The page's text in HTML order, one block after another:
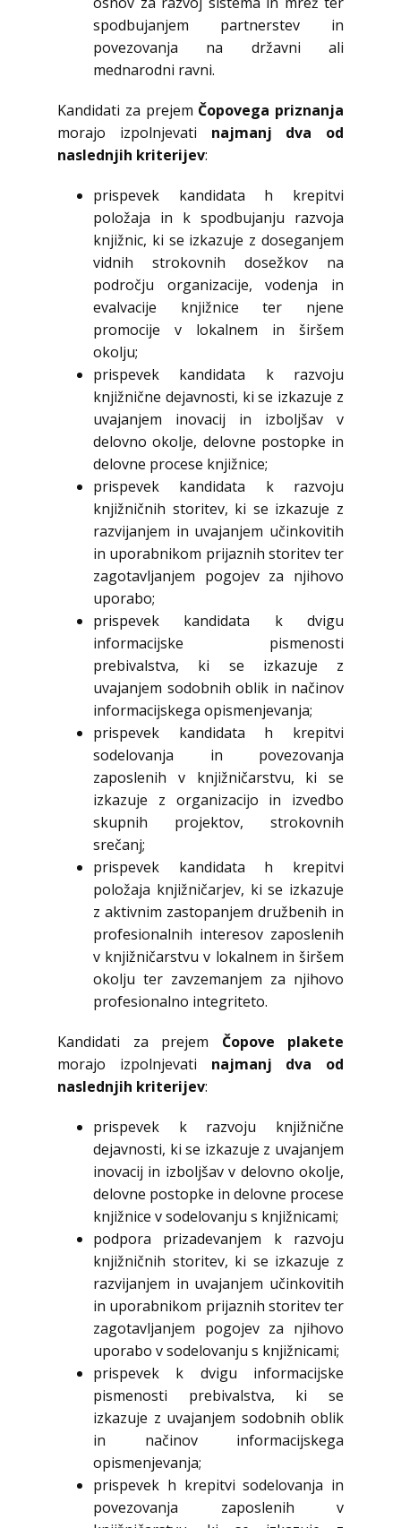
spodbujanjem partnerstev in
povezovanja na državni ali
mednarodni ravni.
Kandidati za prejem Čopovega priznanja
morajo izpolnjevati najmanj dva od
naslednjih kriterijev:
prispevek kandidata h krepitvi
položaja in k spodbujanju razvoja
knjižnic, ki se izkazuje z doseganjem
vidnih strokovnih dosežkov na
področju organizacije, vodenja in
evalvacije knjižnice ter njene
promocije v lokalnem in širšem
okolju;
prispevek kandidata k razvoju
knjižnične dejavnosti, ki se izkazuje z
uvajanjem inovacij in izboljšav v
delovno okolje, delovne postopke in
delovne procese knjižnice;
prispevek kandidata k razvoju
knjižničnih storitev, ki se izkazuje z
razvijanjem in uvajanjem učinkovitih
in uporabnikom prijaznih storitev ter
zagotavljanjem pogojev za njihovo
uporabo;
prispevek kandidata k dvigu
informacijske pismenosti
prebivalstva, ki se izkazuje z
uvajanjem sodobnih oblik in načinov
informacijskega opismenjevanja;
prispevek kandidata h krepitvi
sodelovanja in povezovanja
zaposlenih v knjižničarstvu, ki se
izkazuje z organizacijo in izvedbo
skupnih projektov, strokovnih
srečanj;
prispevek kandidata h krepitvi
položaja knjižničarjev, ki se izkazuje
z aktivnim zastopanjem družbenih in
profesionalnih interesov zaposlenih
v knjižničarstvu v lokalnem in širšem
okolju ter zavzemanjem za njihovo
profesionalno integriteto.
Kandidati za prejem Čopove plakete
morajo izpolnjevati najmanj dva od
naslednjih kriterijev:
prispevek k razvoju knjižnične
dejavnosti, ki se izkazuje z uvajanjem
inovacij in izboljšav v delovno okolje,
delovne postopke in delovne procese
knjižnice v sodelovanju s knjižnicami;
podpora prizadevanjem k razvoju
knjižničnih storitev, ki se izkazuje z
razvijanjem in uvajanjem učinkovitih
in uporabnikom prijaznih storitev ter
zagotavljanjem pogojev za njihovo
uporabo v sodelovanju s knjižnicami;
prispevek k dvigu informacijske
pismenosti prebivalstva, ki se
izkazuje z uvajanjem sodobnih oblik
in načinov informacijskega
opismenjevanja;
prispevek h krepitvi sodelovanja in
povezovanja zaposlenih v